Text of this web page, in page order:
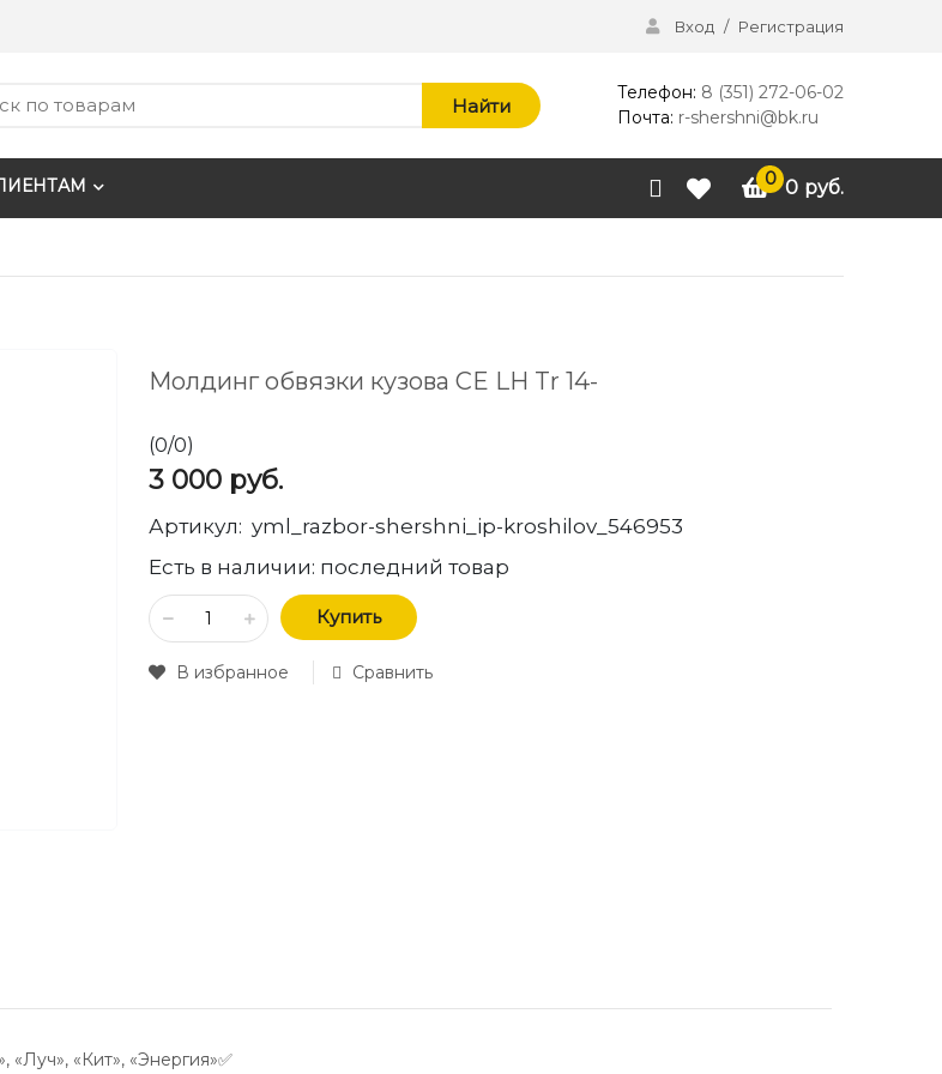
Вход / Регистрация
Найти
Телефон: 8 (351) 272-06-02
Почта: r-shershni@bk.ru
0 0 руб.
Молдинг обвязки кузова CE LH Tr 14-
(0/0)
3 000 руб.
Артикул: yml_razbor-shershni_ip-kroshilov_546953
Есть в наличии: последний товар
Купить
В избранное Сравнить
«Кит», «Энергия»✅